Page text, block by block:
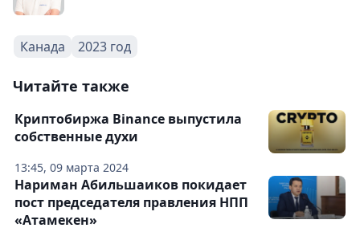
Канада 2023 год
Читайте также
13:45, 09 марта 2024
Криптобиржа Binance выпустила
собственные духи
Нариман Абильшаиков покидает
пост председателя правления НПП
«Атамекен»